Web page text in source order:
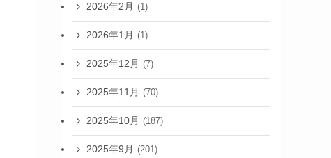
2026年2月 (1)
2026年1月 (1)
2025年12月 (7)
2025年11月 (70)
2025年10月 (187)
2025年9月 (201)